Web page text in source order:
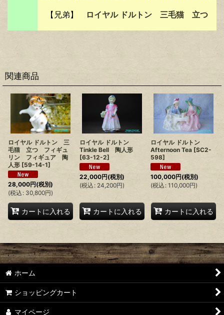
【兄弟】 ロイヤル ドルトン 三毛猫 立つ
関連商品
ロイヤル ドルトン 三
毛猫 立つ フィギュ
リン フィギュア 陶
人形 [59-14-1]
28,000円(税別)
(税込 : 30,800円)
カートに入れる
ロイヤル ドルトン
Tinkle Bell 陶人形
[63-12-2]
22,000円(税別)
(税込 : 24,200円)
カートに入れる
ロイヤル ドルトン
Afternoon Tea [SC2-
598]
100,000円(税別)
(税込 : 110,000円)
カートに入れる
ホーム
ショッピングカート
マイページ